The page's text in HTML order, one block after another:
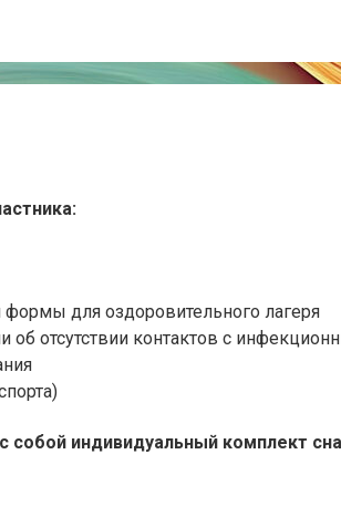
для оздоровительного лагеря
об отсутствии контактов с
индивидуальный комплект